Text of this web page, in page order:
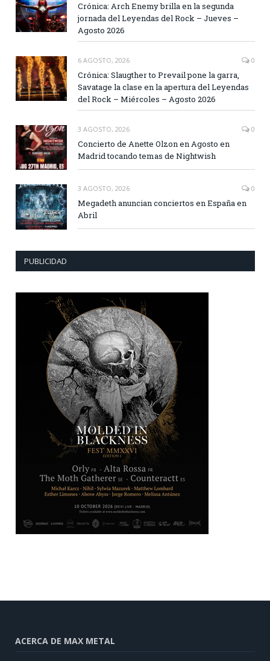
Crónica: Arch Enemy brilla en la segunda
jornada del Leyendas del Rock – Jueves –
Agosto 2026
6 AGOSTO, 2026 0
Crónica: Slaugther to Prevail pone la garra,
Savatage la clase en la apertura del Leyendas
del Rock – Miércoles – Agosto 2026
3 AGOSTO, 2026 0
Concierto de Anette Olzon en Agosto en
Madrid tocando temas de Nightwish
3 AGOSTO, 2026 0
Megadeth anuncian conciertos en España en
Abril
PUBLICIDAD
ACERCA DE MAX METAL